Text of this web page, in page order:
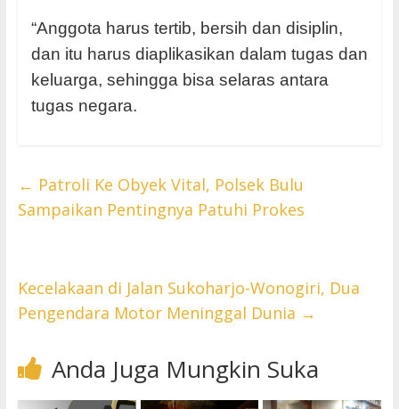
“Anggota harus tertib, bersih dan disiplin,
dan itu harus diaplikasikan dalam tugas dan
keluarga, sehingga bisa selaras antara
tugas negara.
← Patroli Ke Obyek Vital, Polsek Bulu
Sampaikan Pentingnya Patuhi Prokes
Kecelakaan di Jalan Sukoharjo-Wonogiri, Dua
Pengendara Motor Meninggal Dunia →
Anda Juga Mungkin Suka